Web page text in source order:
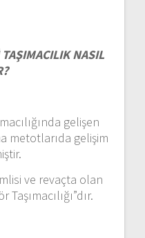
NASIL
gelişen
metotlarıda gelişim
ve revaçta olan
Taşımacılığı”dır.